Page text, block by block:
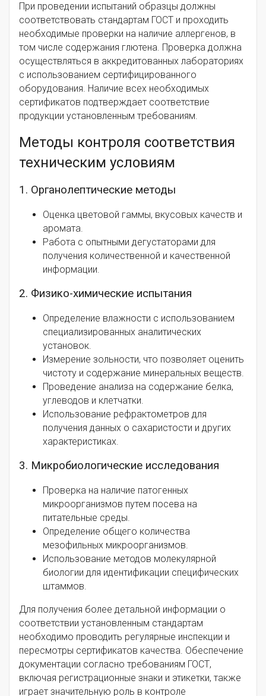
При проведении испытаний образцы должны
соответствовать стандартам ГОСТ и проходить
необходимые проверки на наличие аллергенов, в
том числе содержания глютена. Проверка должна
осуществляться в аккредитованных лабораториях
с использованием сертифицированного
оборудования. Наличие всех необходимых
сертификатов подтверждает соответствие
продукции установленным требованиям.
Методы контроля соответствия
техническим условиям
1. Органолептические методы
Оценка цветовой гаммы, вкусовых качеств и
аромата.
Работа с опытными дегустаторами для
получения количественной и качественной
информации.
2. Физико-химические испытания
Определение влажности с использованием
специализированных аналитических
установок.
Измерение зольности, что позволяет оценить
чистоту и содержание минеральных веществ.
Проведение анализа на содержание белка,
углеводов и клетчатки.
Использование рефрактометров для
получения данных о сахаристости и других
характеристиках.
3. Микробиологические исследования
Проверка на наличие патогенных
микроорганизмов путем посева на
питательные среды.
Определение общего количества
мезофильных микроорганизмов.
Использование методов молекулярной
биологии для идентификации специфических
штаммов.
Для получения более детальной информации о
соответствии установленным стандартам
необходимо проводить регулярные инспекции и
пересмотры сертификатов качества. Обеспечение
документации согласно требованиям ГОСТ,
включая регистрационные знаки и этикетки, также
играет значительную роль в контроле